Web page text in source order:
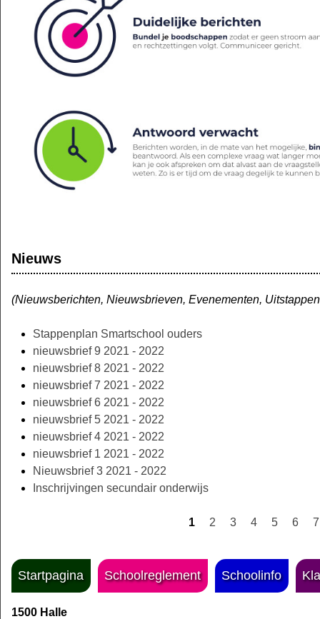
Nieuws
(Nieuwsberichten, Nieuwsbrieven, Evenementen,
Stappenplan Smartschool ouders
nieuwsbrief 9 2021 - 2022
nieuwsbrief 8 2021 - 2022
nieuwsbrief 7 2021 - 2022
nieuwsbrief 6 2021 - 2022
nieuwsbrief 5 2021 - 2022
nieuwsbrief 4 2021 - 2022
nieuwsbrief 1 2021 - 2022
Nieuwsbrief 3 2021 - 2022
Inschrijvingen secundair onderwijs
1 2 3 4 5 6 7
Startpagina Schoolreglement Schoolinfo
1500 Halle